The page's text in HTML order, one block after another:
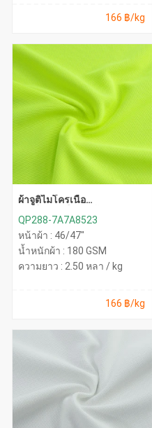
166 ฿/kg
ผ้าจูติไมโครเนื้อ
QP288-7A7A8523
หน้าผ้า : 46/47"
น้ำหนักผ้า : 180 GSM
ความยาว : 2.50 หลา / kg
166 ฿/kg